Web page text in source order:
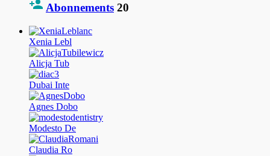
Abonnements 20
Xenia Lebl
Alicja Tub
Dubai Inte
Agnes Dobo
Modesto De
Claudia Ro